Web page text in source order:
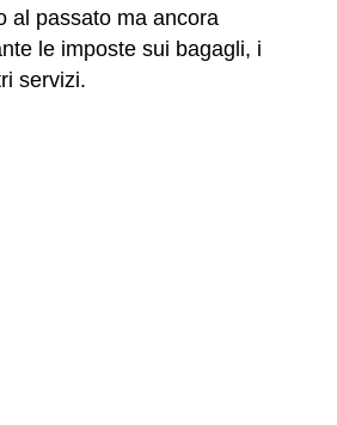
al passato ma ancora
le imposte sui bagagli, i
servizi.